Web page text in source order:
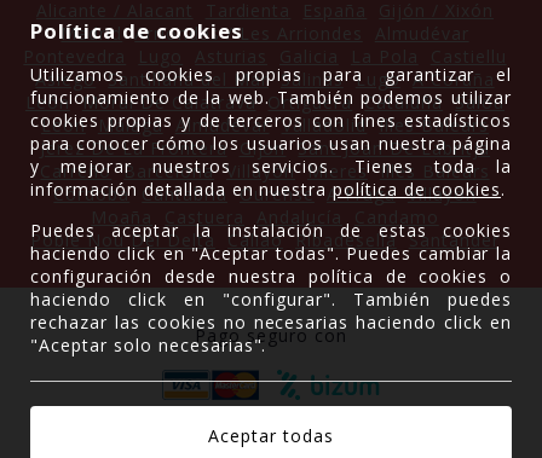
Madrid
Arriondas / Les Arriondes
Asiego Santillana del Mar Salinas Lugo A Coruña
León Moral De Calatrava Ortiguera Cataluña Salou
León
Málaga Almudévar Valladolid Illes Balears
Jerez De La Frontera
Gijón Sant Joan De Labritja
Carreño Barcelona Villayón Mieres Illes Balears
Córdoba
Cantabria Ourense A Fraga Villayón
Poble Nou Del Delta
Caliao Ribadesella Santander
Pago seguro con
Gracias a
Política de cookies
Utilizamos cookies propias para garantizar el
funcionamiento de la web. También podemos utilizar
cookies propias y de terceros con fines estadísticos
para conocer cómo los usuarios usan nuestra página
y mejorar nuestros servicios. Tienes toda la
información detallada en nuestrapolítica de cookies.
Puedes aceptar la instalación de estas cookies
haciendo click en "Aceptar todas". Puedes cambiar la
configuración desde nuestra política de cookies o
haciendo click en "configurar". También puedes
rechazar las cookies no necesarias haciendo click en
"Aceptar solo necesarias".